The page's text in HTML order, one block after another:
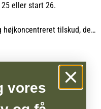
eller start 26.
højkoncentreret tilskud, der
og styrke
horn eller tynde såler,
Boost tilfører en bred
vores